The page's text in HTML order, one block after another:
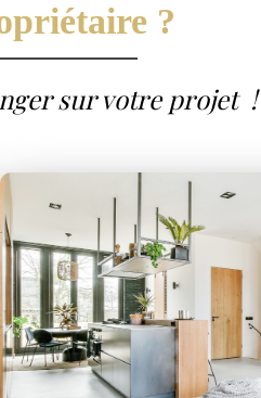
?
sur votre projet !
Nous prenons en
locataires fiables à la
latranquillité d'esprit
votre sous-